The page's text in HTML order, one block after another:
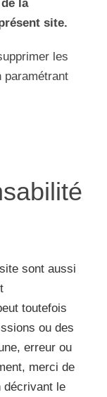
la
site.
les
paramétrant
sont aussi
toutefois
ou des
erreur ou
merci de
décrivant le